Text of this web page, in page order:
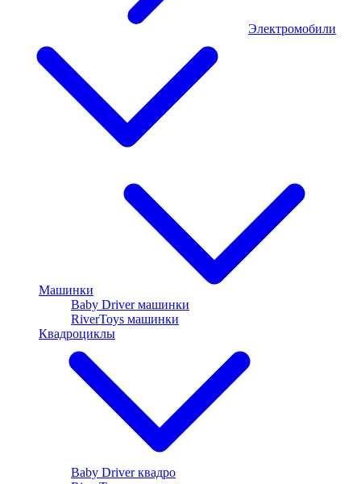
Электромобили
Машинки
Baby Driver машинки
RiverToys машинки
Квадроциклы
Baby Driver квадро